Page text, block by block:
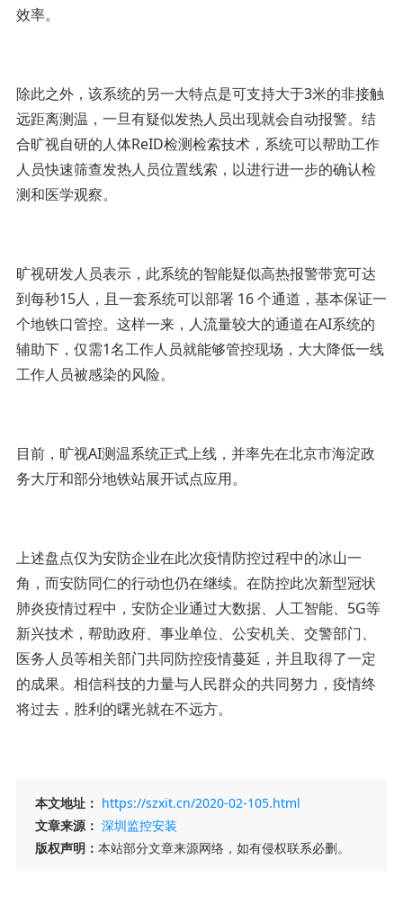
效率。
除此之外，该系统的另一大特点是可支持大于3米的非接触
远距离测温，一旦有疑似发热人员出现就会自动报警。结
合旷视自研的人体ReID检测检索技术，系统可以帮助工作
人员快速筛查发热人员位置线索，以进行进一步的确认检
测和医学观察。
旷视研发人员表示，此系统的智能疑似高热报警带宽可达
到每秒15人，且一套系统可以部署 16 个通道，基本保证一
个地铁口管控。这样一来，人流量较大的通道在AI系统的
辅助下，仅需1名工作人员就能够管控现场，大大降低一线
工作人员被感染的风险。
目前，旷视AI测温系统正式上线，并率先在北京市海淀政
务大厅和部分地铁站展开试点应用。
上述盘点仅为安防企业在此次疫情防控过程中的冰山一
角，而安防同仁的行动也仍在继续。在防控此次新型冠状
肺炎疫情过程中，安防企业通过大数据、人工智能、5G等
新兴技术，帮助政府、事业单位、公安机关、交警部门、
医务人员等相关部门共同防控疫情蔓延，并且取得了一定
的成果。相信科技的力量与人民群众的共同努力，疫情终
将过去，胜利的曙光就在不远方。
本文地址： https://szxit.cn/2020-02-105.html
文章来源： 深圳监控安装
版权声明： 本站部分文章来源网络，如有侵权联系必删。